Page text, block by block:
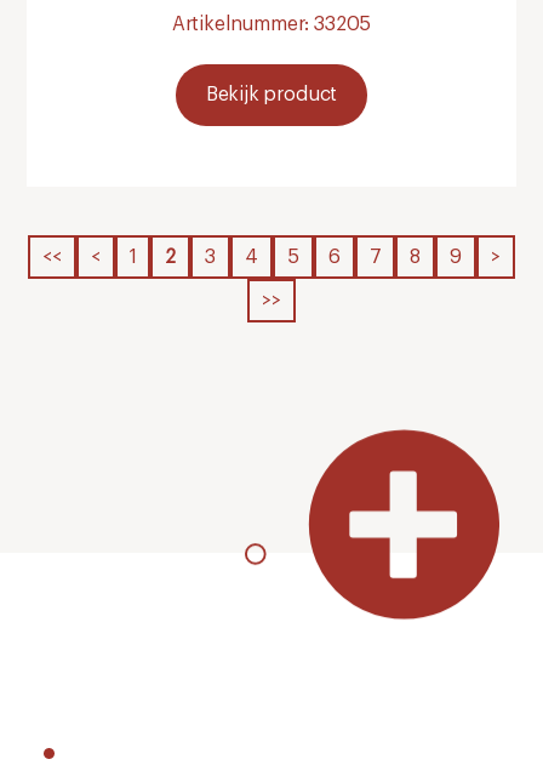
Artikelnummer: 33205
Bekijk product
<< < 1 2 3 4 5 6 7 8 9 >
>>